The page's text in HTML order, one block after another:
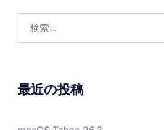
最近の投稿